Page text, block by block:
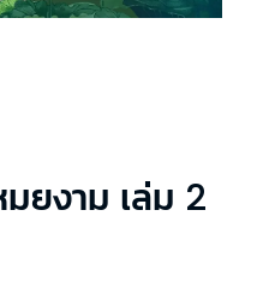
ยงาม เล่ม 2